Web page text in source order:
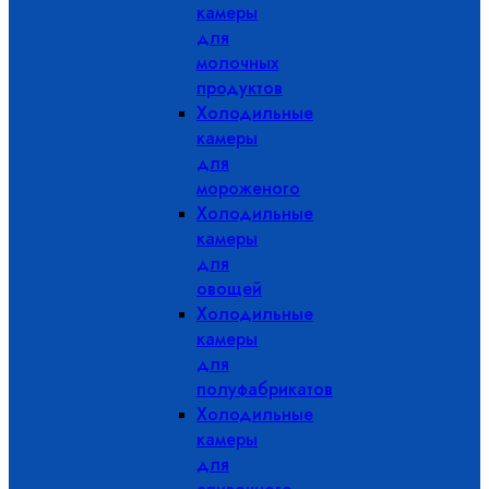
камеры
для
молочных
продуктов
Холодильные
камеры
для
мороженого
Холодильные
камеры
для
овощей
Холодильные
камеры
для
полуфабрикатов
Холодильные
камеры
для